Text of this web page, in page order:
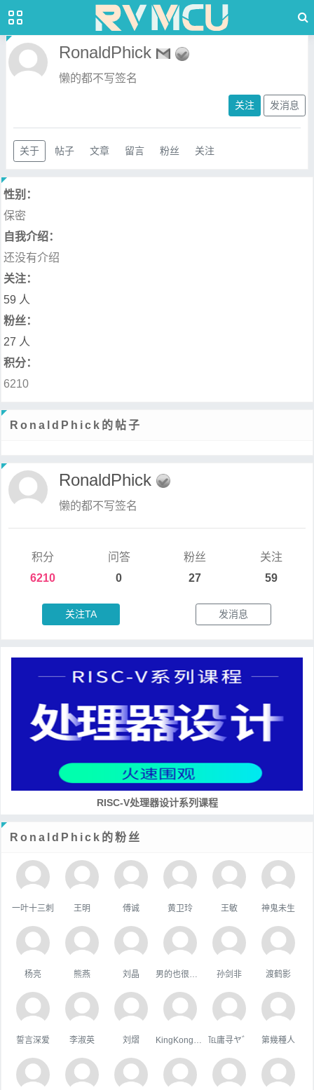
RonaldPhick
懒的都不写签名
关注 发消息
关于 帖子 文章 留言 粉丝 关注
性别：
保密
自我介绍：
还没有介绍
关注：
59 人
粉丝：
27 人
积分：
6210
RonaldPhick的帖子
RonaldPhick
懒的都不写签名
积分
6210
问答
0
粉丝
27
关注
59
关注TA 发消息
RISC-V处理器设计系列课程
RonaldPhick的粉丝
一叶十三刺 王明 傅诚 黄卫玲 王敏 神鬼未生
杨亮 熊燕 刘晶 孙剑非 渡鹤影
誓言深爱 李淑英 刘熠 ℡庸寻ヤ゛ 第幾種人